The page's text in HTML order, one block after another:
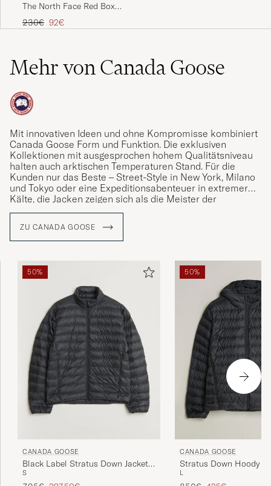
The North Face Red Box
Reversible Fleece Jacket Summit
Navy
Regulärer Preis
230€ Reduzierter Preis
92€
Mehr von Canada Goose
Mit innovativen Ideen und ohne Kompromisse kombiniert
Canada Goose Form und Funktion. Die exklusiven
Kollektionen mit ausgesprochen hohem Qualitätsniveau
halten auch arktischen Temperaturen Stand. Für die
Kunden nur das Beste – Street-Style in New York, Milano
und Tokyo oder eine Expeditionsabenteuer in extremer
Kälte, die Jacken zeigen sich als die Meister der
ZU CANADA GOOSE
50%
CANADA GOOSE
Black Label Stratus Down Jacket
Black
S
50%
CANADA GOOSE
Stratus Down Hoody
L